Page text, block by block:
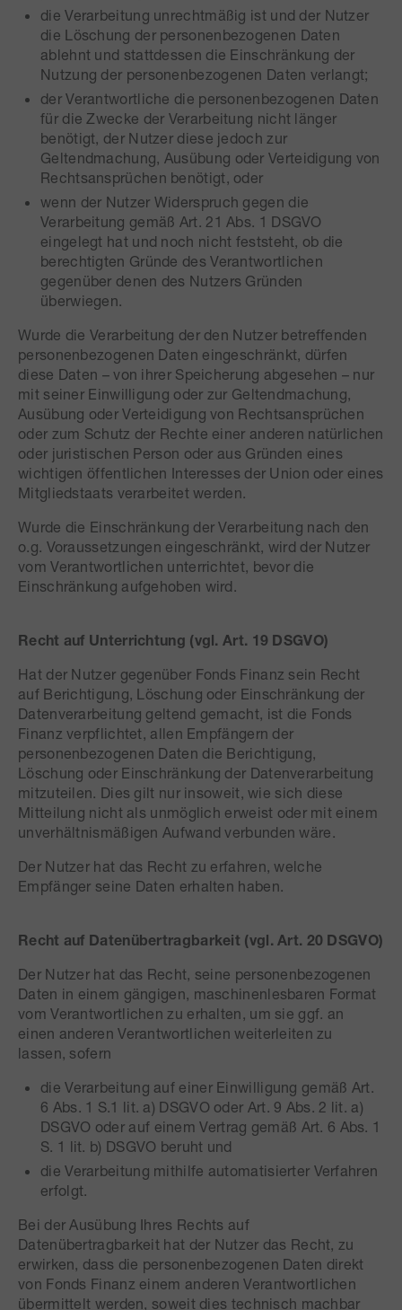
die Verarbeitung unrechtmäßig ist und der Nutzer
die Löschung der personenbezogenen Daten
ablehnt und stattdessen die Einschränkung der
Nutzung der personenbezogenen Daten verlangt;
der Verantwortliche die personenbezogenen Daten
für die Zwecke der Verarbeitung nicht länger
benötigt, der Nutzer diese jedoch zur
Geltendmachung, Ausübung oder Verteidigung von
Rechtsansprüchen benötigt, oder
wenn der Nutzer Widerspruch gegen die
Verarbeitung gemäß Art. 21 Abs. 1 DSGVO
eingelegt hat und noch nicht feststeht, ob die
berechtigten Gründe des Verantwortlichen
gegenüber denen des Nutzers Gründen
überwiegen.
Wurde die Verarbeitung der den Nutzer betreffenden
personenbezogenen Daten eingeschränkt, dürfen
diese Daten – von ihrer Speicherung abgesehen – nur
mit seiner Einwilligung oder zur Geltendmachung,
Ausübung oder Verteidigung von Rechtsansprüchen
oder zum Schutz der Rechte einer anderen natürlichen
oder juristischen Person oder aus Gründen eines
wichtigen öffentlichen Interesses der Union oder eines
Mitgliedstaats verarbeitet werden.
Wurde die Einschränkung der Verarbeitung nach den
o.g. Voraussetzungen eingeschränkt, wird der Nutzer
vom Verantwortlichen unterrichtet, bevor die
Einschränkung aufgehoben wird.
Recht auf Unterrichtung (vgl. Art. 19 DSGVO)
Hat der Nutzer gegenüber Fonds Finanz sein Recht
auf Berichtigung, Löschung oder Einschränkung der
Datenverarbeitung geltend gemacht, ist die Fonds
Finanz verpflichtet, allen Empfängern der
personenbezogenen Daten die Berichtigung,
Löschung oder Einschränkung der Datenverarbeitung
mitzuteilen. Dies gilt nur insoweit, wie sich diese
Mitteilung nicht als unmöglich erweist oder mit einem
unverhältnismäßigen Aufwand verbunden wäre.
Der Nutzer hat das Recht zu erfahren, welche
Empfänger seine Daten erhalten haben.
Recht auf Datenübertragbarkeit (vgl. Art. 20 DSGVO)
Der Nutzer hat das Recht, seine personenbezogenen
Daten in einem gängigen, maschinenlesbaren Format
vom Verantwortlichen zu erhalten, um sie ggf. an
einen anderen Verantwortlichen weiterleiten zu
lassen, sofern
die Verarbeitung auf einer Einwilligung gemäß Art.
6 Abs. 1 S.1 lit. a) DSGVO oder Art. 9 Abs. 2 lit. a)
DSGVO oder auf einem Vertrag gemäß Art. 6 Abs. 1
S. 1 lit. b) DSGVO beruht und
die Verarbeitung mithilfe automatisierter Verfahren
erfolgt.
Bei der Ausübung Ihres Rechts auf
Datenübertragbarkeit hat der Nutzer das Recht, zu
erwirken, dass die personenbezogenen Daten direkt
von Fonds Finanz einem anderen Verantwortlichen
übermittelt werden, soweit dies technisch machbar